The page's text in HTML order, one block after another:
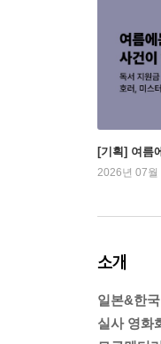
[기획] 여름
2026년 07월
소개
일본&한
실사 영화